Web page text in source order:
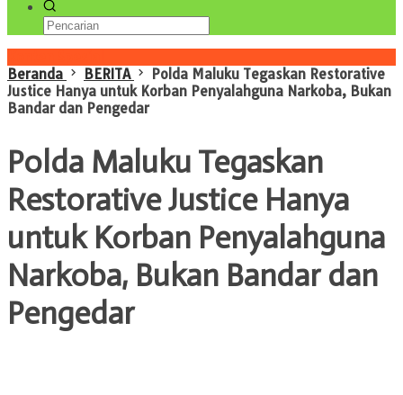
Beranda
BERITA
Polda Maluku Tegaskan Restorative
Justice Hanya untuk Korban Penyalahguna Narkoba, Bukan
Bandar dan Pengedar
Polda Maluku Tegaskan
Restorative Justice Hanya
untuk Korban Penyalahguna
Narkoba, Bukan Bandar dan
Pengedar